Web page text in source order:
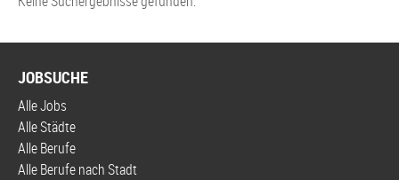
JOBSUCHE
Alle Jobs
Alle Städte
Alle Berufe
Alle Berufe nach Stadt